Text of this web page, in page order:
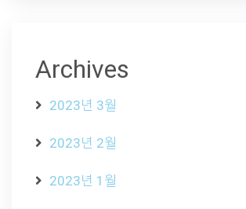
Archives
2023년 3월
2023년 2월
2023년 1월